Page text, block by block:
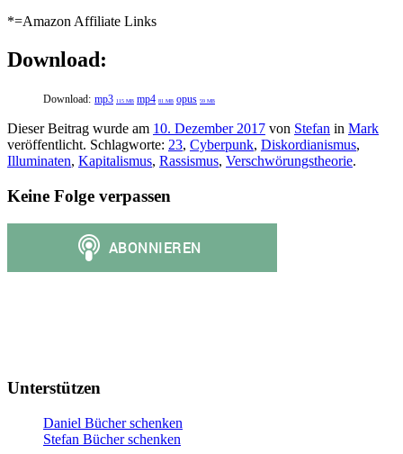
*=Amazon Affiliate Links
Download:
Download: mp3 115 MB mp4 81 MB opus 59 MB
Dieser Beitrag wurde am 10. Dezember 2017 von Stefan in Mark
veröffentlicht. Schlagworte: 23, Cyberpunk, Diskordianismus,
Illuminaten, Kapitalismus, Rassismus, Verschwörungstheorie.
Keine Folge verpassen
Unterstützen
Daniel Bücher schenken
Stefan Bücher schenken